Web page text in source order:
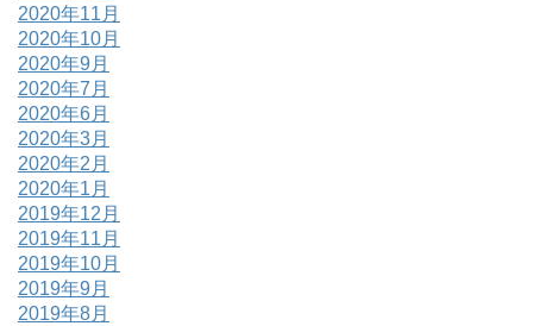
2020年11月
2020年10月
2020年9月
2020年7月
2020年6月
2020年3月
2020年2月
2020年1月
2019年12月
2019年11月
2019年10月
2019年9月
2019年8月